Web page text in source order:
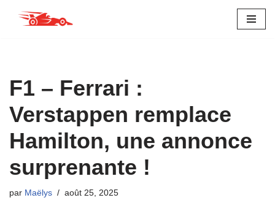
F1 – Ferrari :
Verstappen remplace
Hamilton, une annonce
surprenante !
par Maëlys août 25, 2025